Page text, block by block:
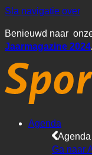
Sla navigatie over
Benieuwd naar
Jaarmagazine 2024
Agenda
Agenda
Ga naar